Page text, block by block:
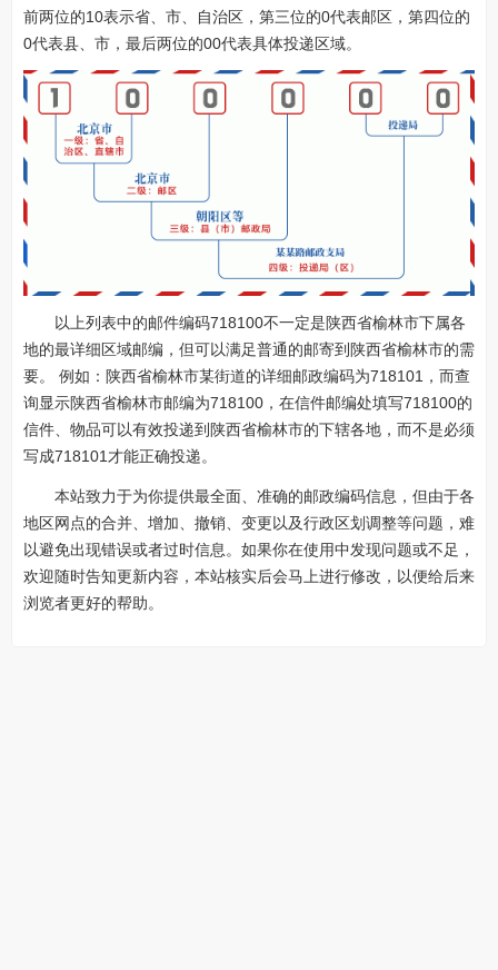
前两位的10表示省、市、自治区，第三位的0代表邮区，第四位的
0代表县、市，最后两位的00代表具体投递区域。
以上列表中的邮件编码718100不一定是陕西省榆林市下属各
地的最详细区域邮编，但可以满足普通的邮寄到陕西省榆林市的需
要。 例如：陕西省榆林市某街道的详细邮政编码为718101，而查
询显示陕西省榆林市邮编为718100，在信件邮编处填写718100的
信件、物品可以有效投递到陕西省榆林市的下辖各地，而不是必须
写成718101才能正确投递。
本站致力于为你提供最全面、准确的邮政编码信息，但由于各
地区网点的合并、增加、撤销、变更以及行政区划调整等问题，难
以避免出现错误或者过时信息。如果你在使用中发现问题或不足，
欢迎随时告知更新内容，本站核实后会马上进行修改，以便给后来
浏览者更好的帮助。